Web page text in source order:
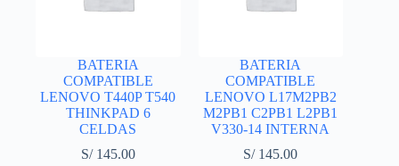
BATERIA
COMPATIBLE
LENOVO T440P T540
THINKPAD 6
CELDAS
S/145.00
BATERIA
COMPATIBLE
LENOVO L17M2PB2
M2PB1 C2PB1 L2PB1
V330-14 INTERNA
S/145.00